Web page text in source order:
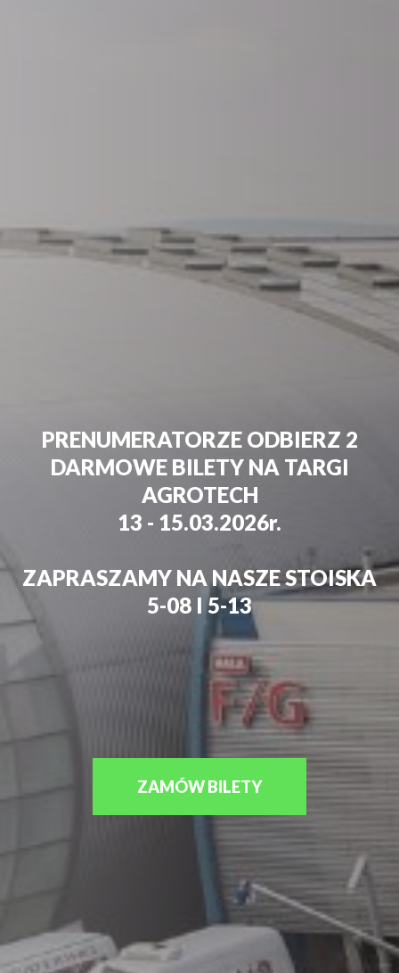
PRENUMERATORZE ODBIERZ 2
DARMOWE BILETY NA TARGI
AGROTECH
13 - 15.03.2026r.
ZAPRASZAMY NA NASZE STOISKA
5-08 I 5-13
ZAMÓW BILETY